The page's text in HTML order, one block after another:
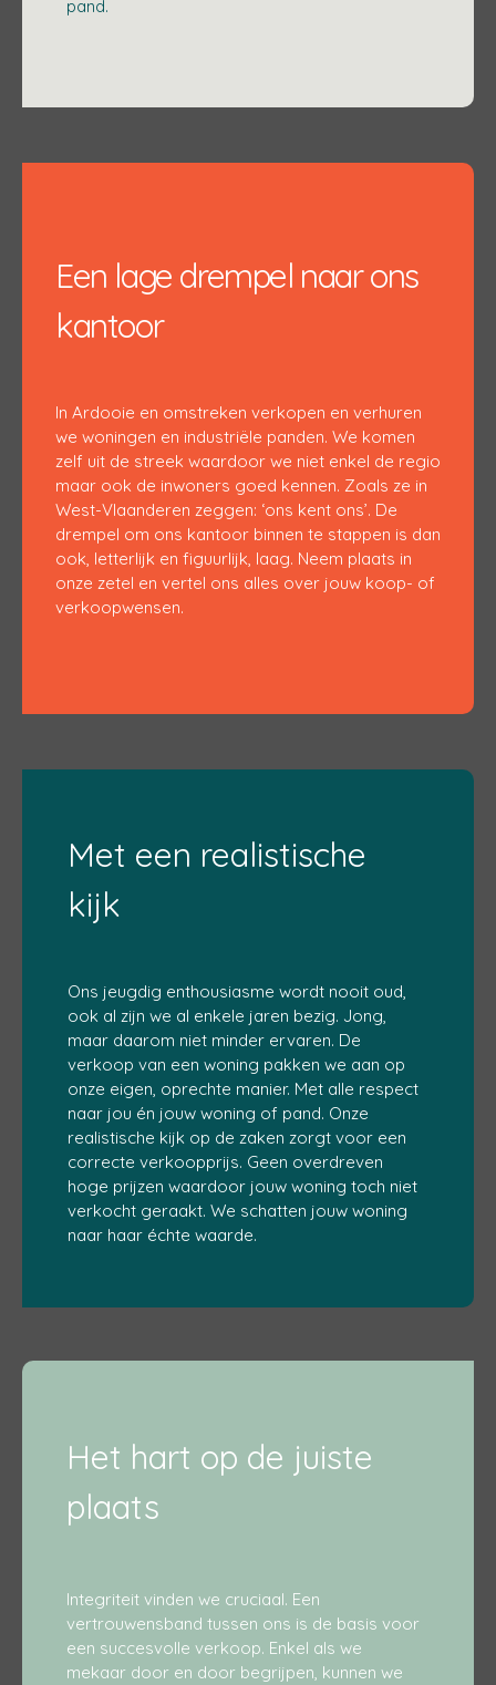
pand.
Een lage drempel naar ons
kantoor
In Ardooie en omstreken verkopen en verhuren
we woningen en industriële panden. We komen
zelf uit de streek waardoor we niet enkel de regio
maar ook de inwoners goed kennen. Zoals ze in
West-Vlaanderen zeggen: ‘ons kent ons’. De
drempel om ons kantoor binnen te stappen is dan
ook, letterlijk en figuurlijk, laag. Neem plaats in
onze zetel en vertel ons alles over jouw koop- of
verkoopwensen.
Met een realistische
kijk
Ons jeugdig enthousiasme wordt nooit oud,
ook al zijn we al enkele jaren bezig. Jong,
maar daarom niet minder ervaren. De
verkoop van een woning pakken we aan op
onze eigen, oprechte manier. Met alle respect
naar jou én jouw woning of pand. Onze
realistische kijk op de zaken zorgt voor een
correcte verkoopprijs. Geen overdreven
hoge prijzen waardoor jouw woning toch niet
verkocht geraakt. We schatten jouw woning
naar haar échte waarde.
Het hart op de juiste
plaats
Integriteit vinden we cruciaal. Een
vertrouwensband tussen ons is de basis voor
een succesvolle verkoop. Enkel als we
mekaar door en door begrijpen, kunnen we